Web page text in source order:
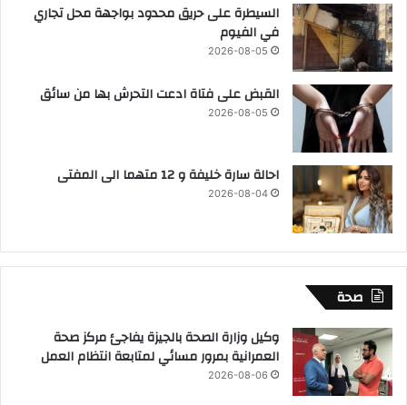
السيطرة على حريق محدود بواجهة محل تجاري
في الفيوم
2026-08-05
القبض على فتاة ادعت التحرش بها من سائق
2026-08-05
احالة سارة خليفة و 12 متهما الى المفتى
2026-08-04
صحة
وكيل وزارة الصحة بالجيزة يفاجئ مركز صحة
العمرانية بمرور مسائي لمتابعة انتظام العمل
2026-08-06